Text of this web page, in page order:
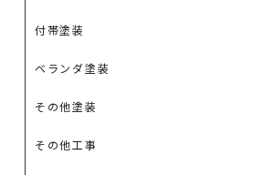
付帯塗装
ベランダ塗装
その他塗装
その他工事